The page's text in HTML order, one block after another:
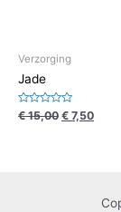
Verzorging
Jade
Waardering
0
€15,00 € 7,50